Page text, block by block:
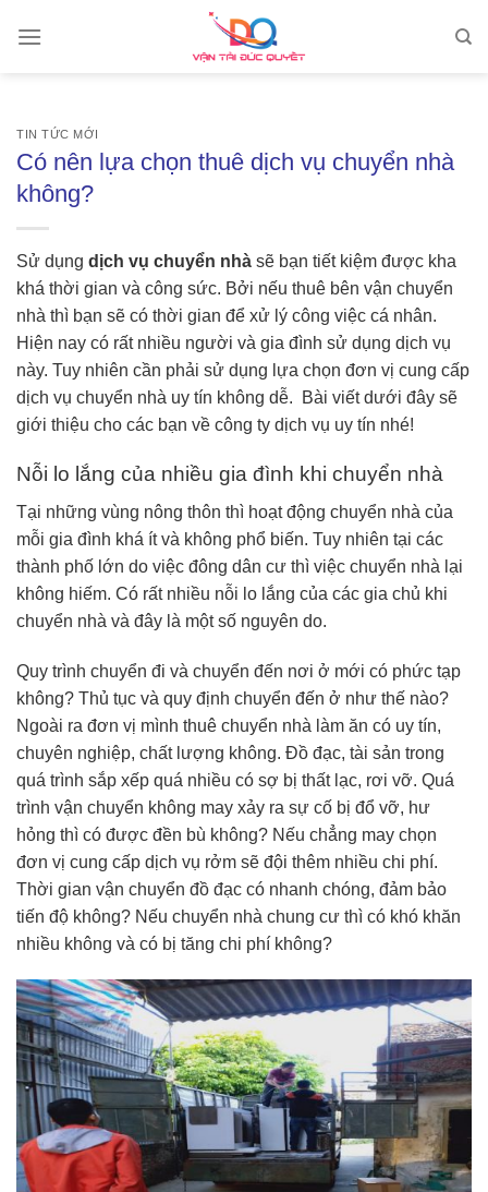
TIN TỨC MỚI
Có nên lựa chọn thuê dịch vụ chuyển nhà
không?
Sử dụng dịch vụ chuyển nhà sẽ bạn tiết kiệm được kha
khá thời gian và công sức. Bởi nếu thuê bên vận chuyển
nhà thì bạn sẽ có thời gian để xử lý công việc cá nhân.
Hiện nay có rất nhiều người và gia đình sử dụng dịch vụ
này. Tuy nhiên cần phải sử dụng lựa chọn đơn vị cung cấp
dịch vụ chuyển nhà uy tín không dễ. Bài viết dưới đây sẽ
giới thiệu cho các bạn về công ty dịch vụ uy tín nhé!
Nỗi lo lắng của nhiều gia đình khi chuyển nhà
Tại những vùng nông thôn thì hoạt động chuyển nhà của
mỗi gia đình khá ít và không phổ biến. Tuy nhiên tại các
thành phố lớn do việc đông dân cư thì việc chuyển nhà lại
không hiếm. Có rất nhiều nỗi lo lắng của các gia chủ khi
chuyển nhà và đây là một số nguyên do.
Quy trình chuyển đi và chuyển đến nơi ở mới có phức tạp
không? Thủ tục và quy định chuyển đến ở như thế nào?
Ngoài ra đơn vị mình thuê chuyển nhà làm ăn có uy tín,
chuyên nghiệp, chất lượng không. Đồ đạc, tài sản trong
quá trình sắp xếp quá nhiều có sợ bị thất lạc, rơi vỡ. Quá
trình vận chuyển không may xảy ra sự cố bị đổ vỡ, hư
hỏng thì có được đền bù không? Nếu chẳng may chọn
đơn vị cung cấp dịch vụ rởm sẽ đội thêm nhiều chi phí.
Thời gian vận chuyển đồ đạc có nhanh chóng, đảm bảo
tiến độ không? Nếu chuyển nhà chung cư thì có khó khăn
nhiều không và có bị tăng chi phí không?